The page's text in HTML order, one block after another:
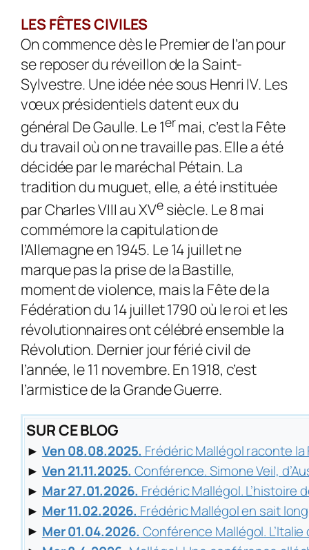
LES FÊTES CIVILES
On commence dès le Premier de l’an pour
se reposer du réveillon de la Saint-
Sylvestre. Une idée née sous Henri IV. Les
vœux présidentiels datent eux du
général De Gaulle. Le 1ermai, c’est la Fête
du travail où on ne travaille pas. Elle a été
décidée par le maréchal Pétain. La
tradition du muguet, elle, a été instituée
par Charles VIII au XVesiècle. Le 8 mai
commémore la capitulation de
l’Allemagne en 1945. Le 14 juillet ne
marque pas la prise de la Bastille,
moment de violence, mais la Fête de la
Fédération du 14 juillet 1790 où le roi et les
révolutionnaires ont célébré ensemble la
Révolution. Dernier jour férié civil de
l’année, le 11 novembre. En 1918, c’est
l’armistice de la Grande Guerre.
SUR CE BLOG
► Ven 08.08.2025. Frédéric Mallégol raconte
► Ven 21.11.2025. Conférence. Simone Veil,
► Mar 27.01.2026. Frédéric Mallégol. L’histoire
► Mer 11.02.2026. Frédéric Mallégol en sait
► Mer 01.04.2026. Conférence Mallégol.